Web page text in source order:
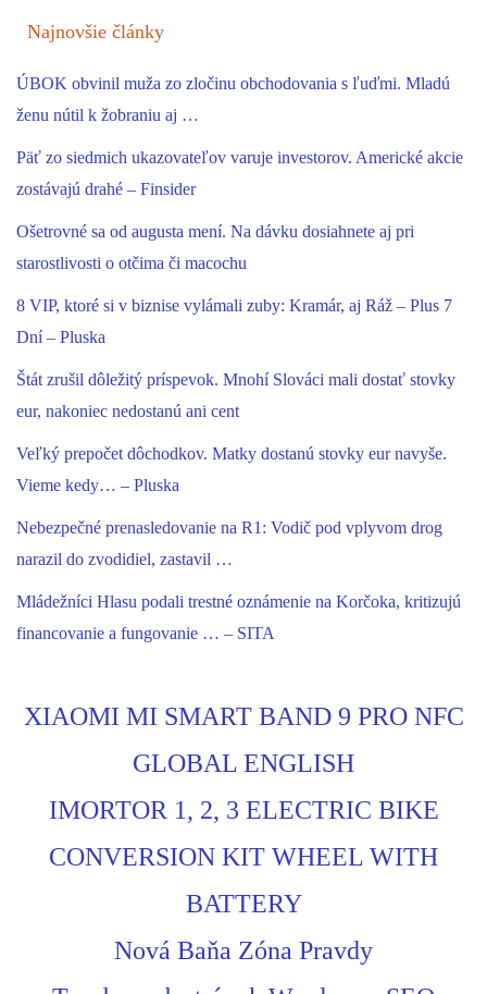
Najnovšie články
ÚBOK obvinil muža zo zločinu obchodovania s ľuďmi. Mladú
ženu nútil k žobraniu aj …
Päť zo siedmich ukazovateľov varuje investorov. Americké akcie
zostávajú drahé – Finsider
Ošetrovné sa od augusta mení. Na dávku dosiahnete aj pri
starostlivosti o otčima či macochu
8 VIP, ktoré si v biznise vylámali zuby: Kramár, aj Ráž – Plus 7
Dní – Pluska
Štát zrušil dôležitý príspevok. Mnohí Slováci mali dostať stovky
eur, nakoniec nedostanú ani cent
Veľký prepočet dôchodkov. Matky dostanú stovky eur navyše.
Vieme kedy… – Pluska
Nebezpečné prenasledovanie na R1: Vodič pod vplyvom drog
narazil do zvodidiel, zastavil …
Mládežníci Hlasu podali trestné oznámenie na Korčoka, kritizujú
financovanie a fungovanie … – SITA
XIAOMI MI SMART BAND 9 PRO NFC
GLOBAL ENGLISH
IMORTOR 1, 2, 3 ELECTRIC BIKE
CONVERSION KIT WHEEL WITH
BATTERY
Nová Baňa Zóna Pravdy